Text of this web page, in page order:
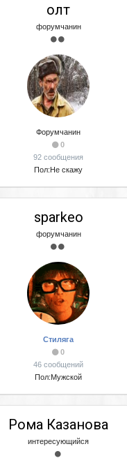
олт
форумчанин
Форумчанин
0
92 сообщения
Пол:Не скажу
sparkeo
форумчанин
Стиляга
0
46 сообщений
Пол:Мужской
Рома Казанова
интересующийся